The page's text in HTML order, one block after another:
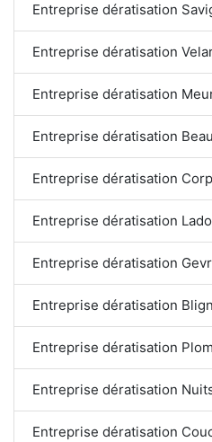
Entreprise dératisation
Entreprise dératisation
Entreprise dératisation
Entreprise dératisation
Entreprise dératisation
Entreprise dératisation
Entreprise dératisation
Entreprise dératisation
Entreprise dératisation
Entreprise dératisation
Entreprise dératisation